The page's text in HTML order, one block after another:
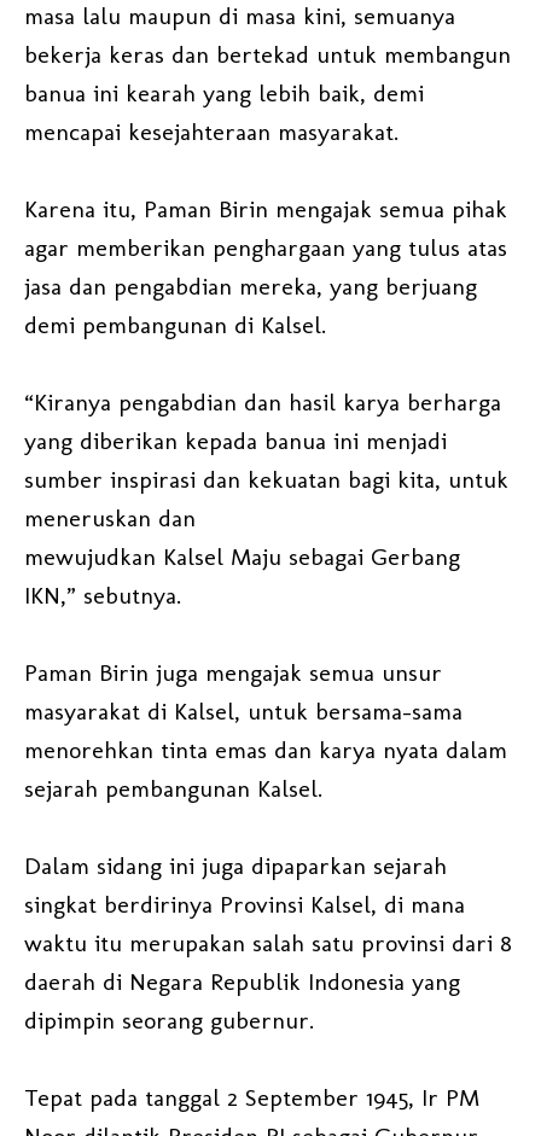
masa lalu maupun di masa kini, semuanya
bekerja keras dan bertekad untuk membangun
banua ini kearah yang lebih baik, demi
mencapai kesejahteraan masyarakat.
Karena itu, Paman Birin mengajak semua pihak
agar memberikan penghargaan yang tulus atas
jasa dan pengabdian mereka, yang berjuang
demi pembangunan di Kalsel.
“Kiranya pengabdian dan hasil karya berharga
yang diberikan kepada banua ini menjadi
sumber inspirasi dan kekuatan bagi kita, untuk
meneruskan dan
mewujudkan Kalsel Maju sebagai Gerbang
IKN,” sebutnya.
Paman Birin juga mengajak semua unsur
masyarakat di Kalsel, untuk bersama-sama
menorehkan tinta emas dan karya nyata dalam
sejarah pembangunan Kalsel.
Dalam sidang ini juga dipaparkan sejarah
singkat berdirinya Provinsi Kalsel, di mana
waktu itu merupakan salah satu provinsi dari 8
daerah di Negara Republik Indonesia yang
dipimpin seorang gubernur.
Tepat pada tanggal 2 September 1945, Ir PM